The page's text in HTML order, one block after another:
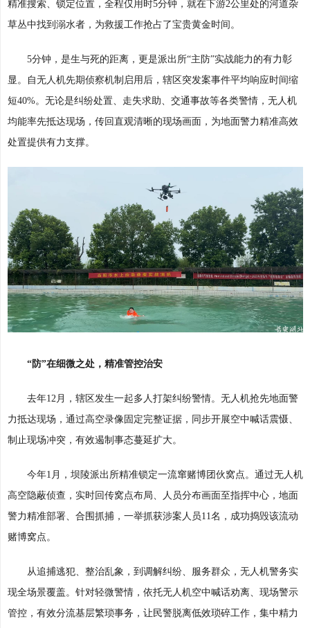
精准搜索、锁定位置，全程仅用时5分钟，就在下游2公里处的河道杂
草丛中找到溺水者，为救援工作抢占了宝贵黄金时间。
5分钟，是生与死的距离，更是派出所“主防”实战能力的有力彰
显。自无人机先期侦察机制启用后，辖区突发案事件平均响应时间缩
短40%。无论是纠纷处置、走失求助、交通事故等各类警情，无人机
均能率先抵达现场，传回直观清晰的现场画面，为地面警力精准高效
处置提供有力支撑。
“防”在细微之处，精准管控治安
去年12月，辖区发生一起多人打架纠纷警情。无人机抢先地面警
力抵达现场，通过高空录像固定完整证据，同步开展空中喊话震慑、
制止现场冲突，有效遏制事态蔓延扩大。
今年1月，坝陵派出所精准锁定一流窜赌博团伙窝点。通过无人机
高空隐蔽侦查，实时回传窝点布局、人员分布画面至指挥中心，地面
警力精准部署、合围抓捕，一举抓获涉案人员11名，成功捣毁该流动
赌博窝点。
从追捕逃犯、整治乱象，到调解纠纷、服务群众，无人机警务实
现全场景覆盖。针对轻微警情，依托无人机空中喊话劝离、现场警示
管控，有效分流基层繁琐事务，让民警脱离低效琐碎工作，集中精力